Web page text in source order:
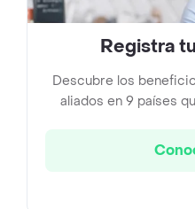
Registra
Descubre los
aliados en 9 países